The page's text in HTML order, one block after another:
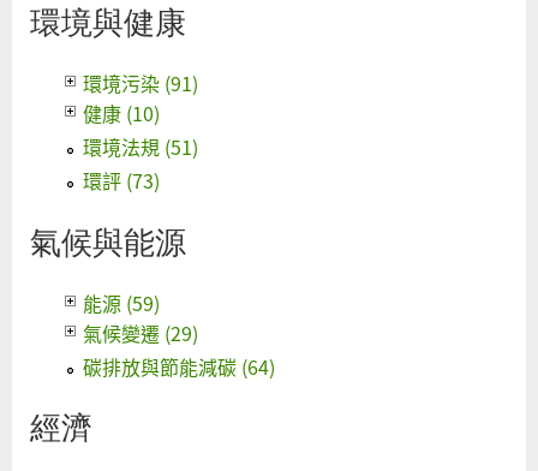
環境與健康
環境污染 (91)
健康 (10)
環境法規 (51)
環評 (73)
氣候與能源
能源 (59)
氣候變遷 (29)
碳排放與節能減碳 (64)
經濟